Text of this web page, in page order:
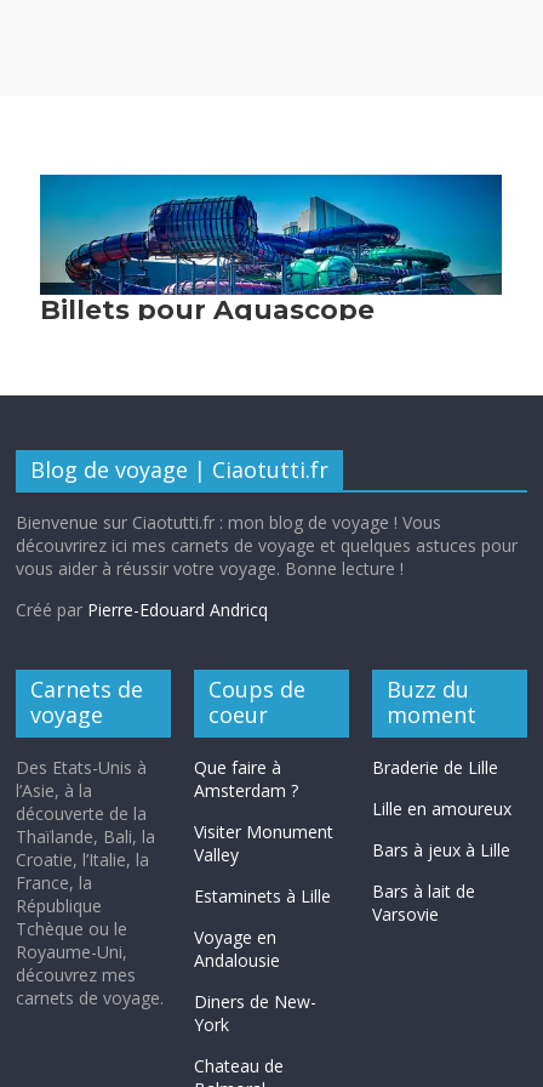
Blog de voyage | Ciaotutti.fr
Bienvenue sur Ciaotutti.fr : mon blog de voyage ! Vous
découvrirez ici mes carnets de voyage et quelques astuces pour
vous aider à réussir votre voyage. Bonne lecture !
Créé par Pierre-Edouard Andricq
Carnets de
voyage
Des Etats-Unis à
l’Asie, à la
découverte de la
Thaïlande, Bali, la
Croatie, l’Italie, la
France, la
République
Tchèque ou le
Royaume-Uni,
découvrez mes
carnets de voyage.
Coups de
coeur
Que faire à
Amsterdam ?
Visiter Monument
Valley
Estaminets à Lille
Voyage en
Andalousie
Diners de New-
York
Chateau de
Buzz du
moment
Braderie de Lille
Lille en amoureux
Bars à jeux à Lille
Bars à lait de
Varsovie